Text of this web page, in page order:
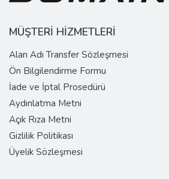
MÜŞTERİ HİZMETLERİ
Alan Adı Transfer Sözleşmesi
Ön Bilgilendirme Formu
İade ve İptal Prosedürü
Aydınlatma Metni
Açık Rıza Metni
Gizlilik Politikası
Üyelik Sözleşmesi